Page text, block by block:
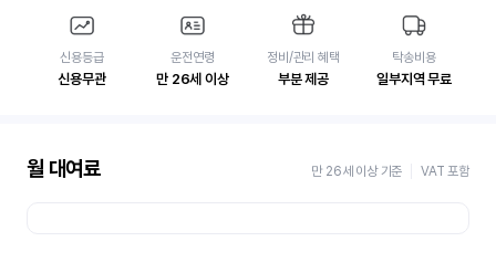
신용등급
신용무관
운전연령
만 26세 이상
정비/관리 혜택
부분 제공
탁송비용
일부지역 무료
월 대여료 만 26세 이상 기준 VAT 포함